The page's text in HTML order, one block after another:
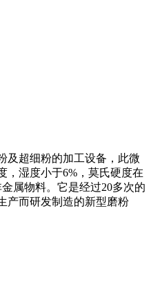
及超细粉的加工设备，此微
，湿度小于6%，莫氏硬度在
属物料。它是经过20多次的
产而研发制造的新型磨粉